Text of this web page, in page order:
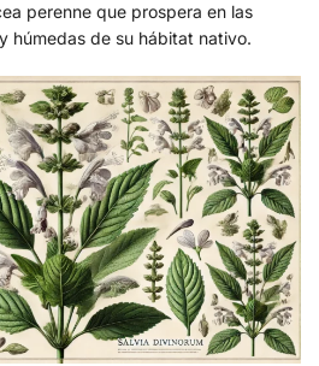
perenne que prospera en las
húmedas de su hábitat nativo.